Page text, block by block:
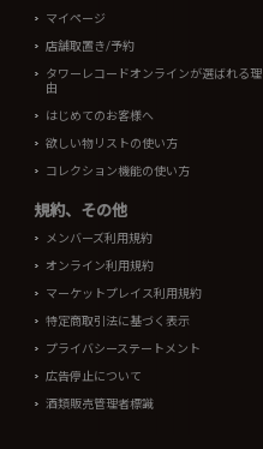
マイページ
店舗取置き/予約
タワーレコードオンラインが選ばれる理
由
はじめてのお客様へ
欲しい物リストの使い方
コレクション機能の使い方
規約、その他
メンバーズ利用規約
オンライン利用規約
マーケットプレイス利用規約
特定商取引法に基づく表示
プライバシーステートメント
広告停止について
酒類販売管理者標識